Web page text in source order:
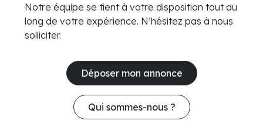
Notre équipe se tient à votre disposition tout au
long de votre expérience. N’hésitez pas à nous
solliciter.
Déposer mon annonce
Qui sommes-nous ?